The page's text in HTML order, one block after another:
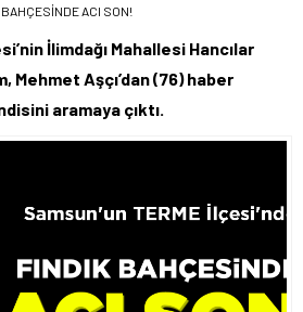
ACI SON!
İlimdağı Mahallesi Hancılar
Mehmet Aşçı’dan (76) haber
aramaya çıktı.